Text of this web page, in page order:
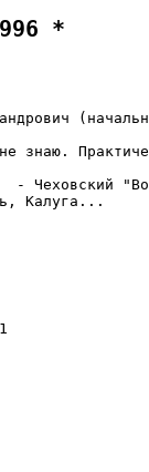
*
знаю.
- Чеховский
Калуга...